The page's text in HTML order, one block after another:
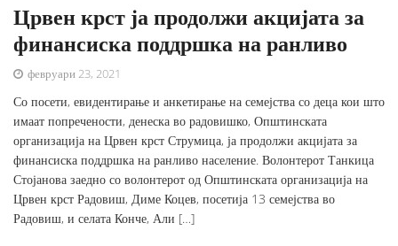
Црвен крст ја продолжи акцијата за
финансиска поддршка на ранливо
февруари 23, 2021
Со посети, евидентирање и анкетирање на семејства со деца кои што
имаат попречености, денеска во радовишко, Општинската
организација на Црвен крст Струмица, ја продолжи акцијата за
финансиска поддршка на ранливо население. Волонтерот Танкица
Стојанова заедно со волонтерот од Општинската организација на
Црвен крст Радовиш, Диме Коцев, посетија 13 семејства во
Радовиш, и селата Конче, Али […]